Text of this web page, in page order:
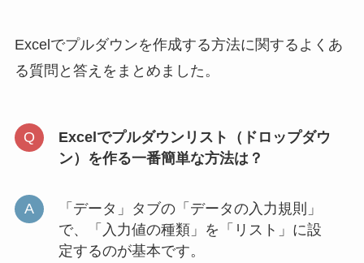
Excelでプルダウンを作成する方法に関するよくあ
る質問と答えをまとめました。
Excelでプルダウンリスト（ドロップダウ
ン）を作る一番簡単な方法は？
「データ」タブの「データの入力規則」
で、「入力値の種類」を「リスト」に設
定するのが基本です。